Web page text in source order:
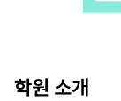
학원 소개